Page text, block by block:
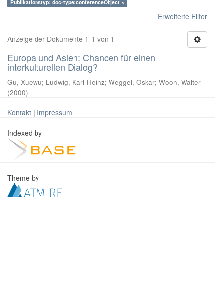
Publikationstyp: doc-type:conferenceObject ×
Erweiterte Filter
Anzeige der Dokumente 1-1 von 1
Europa und Asien: Chancen für einen
interkulturellen Dialog?
Gu, Xuewu; Ludwig, Karl-Heinz; Weggel, Oskar; Woon, Walter
(2000)
Kontakt | Impressum
Indexed by
Theme by